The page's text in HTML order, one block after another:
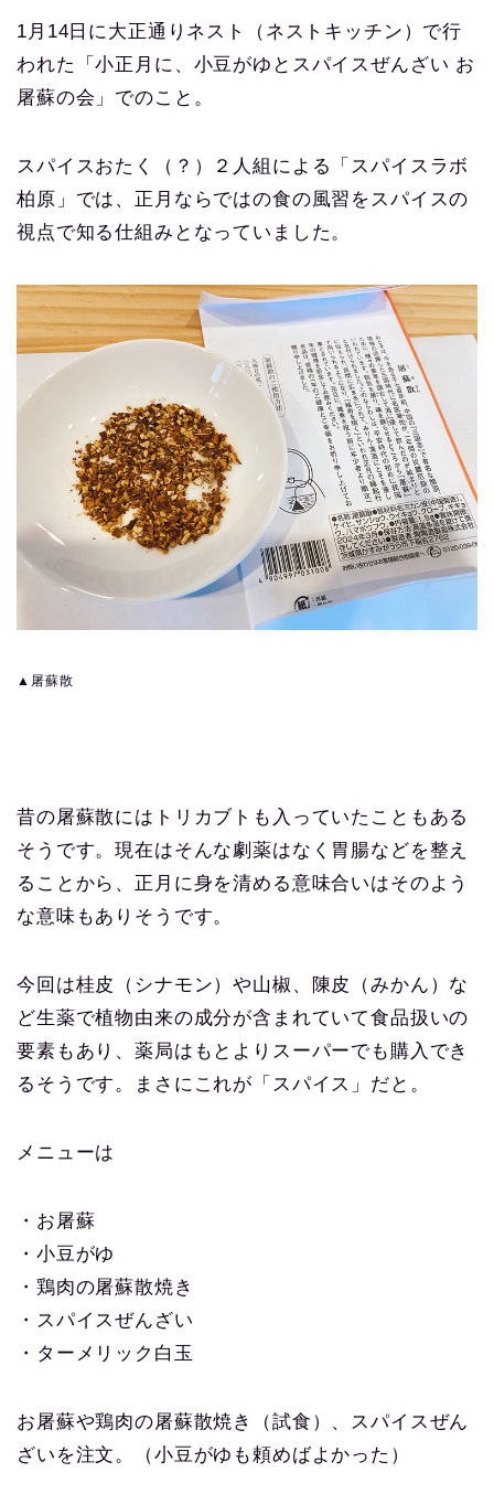
1月14日に大正通りネスト（ネストキッチン）で行
われた「小正月に、小豆がゆとスパイスぜんざい お
屠蘇の会」でのこと。
スパイスおたく（？）２人組による「スパイスラボ
柏原」では、正月ならではの食の風習をスパイスの
視点で知る仕組みとなっていました。
▲屠蘇散
昔の屠蘇散にはトリカブトも入っていたこともある
そうです。現在はそんな劇薬はなく胃腸などを整え
ることから、正月に身を清める意味合いはそのよう
な意味もありそうです。
今回は桂皮（シナモン）や山椒、陳皮（みかん）な
ど生薬で植物由来の成分が含まれていて食品扱いの
要素もあり、薬局はもとよりスーパーでも購入でき
るそうです。まさにこれが「スパイス」だと。
メニューは
・お屠蘇
・小豆がゆ
・鶏肉の屠蘇散焼き
・スパイスぜんざい
・ターメリック白玉
お屠蘇や鶏肉の屠蘇散焼き（試食）、スパイスぜん
ざいを注文。（小豆がゆも頼めばよかった）